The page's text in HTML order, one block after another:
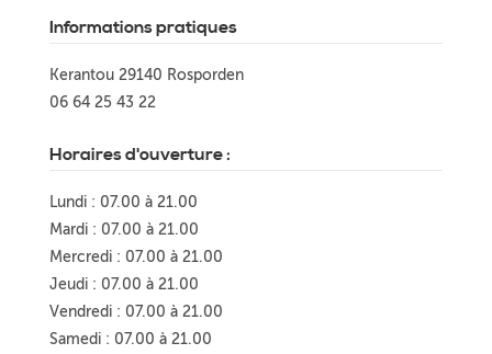
Informations pratiques
Kerantou 29140 Rosporden
06 64 25 43 22
Horaires d'ouverture :
Lundi : 07.00 à 21.00
Mardi : 07.00 à 21.00
Mercredi : 07.00 à 21.00
Jeudi : 07.00 à 21.00
Vendredi : 07.00 à 21.00
Samedi : 07.00 à 21.00